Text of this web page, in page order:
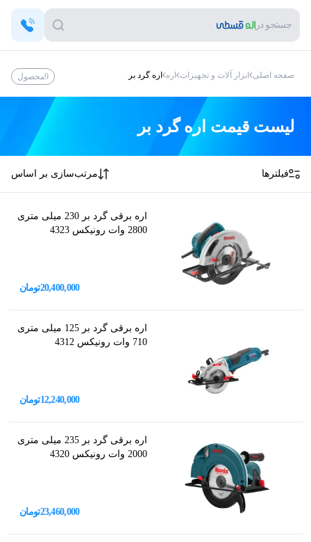
جستجو در
صفحه اصلی ابزار آلات و تجهیزات اره اره گرد بر 9محصول
لیست قیمت اره گرد بر
فیلترها مرتب‌سازی بر اساس
اره برقی گرد بر 230 میلی متری
2800 وات رونیکس 4323
20,400,000تومان
اره برقی گرد بر 125 میلی متری
710 وات رونیکس 4312
12,240,000تومان
اره برقی گرد بر 235 میلی متری
2000 وات رونیکس 4320
23,460,000تومان